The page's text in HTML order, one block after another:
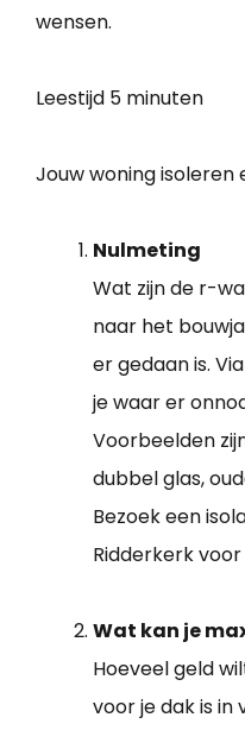
wensen.
Leestijd 5 minuten
Jouw woning
Nulmeting
Wat zijn de r-
naar het
er gedaan is.
je waar er
Voorbeelden
dubbel glas,
Bezoek een
Ridderkerk
Wat kan je
Hoeveel geld
voor je dak is